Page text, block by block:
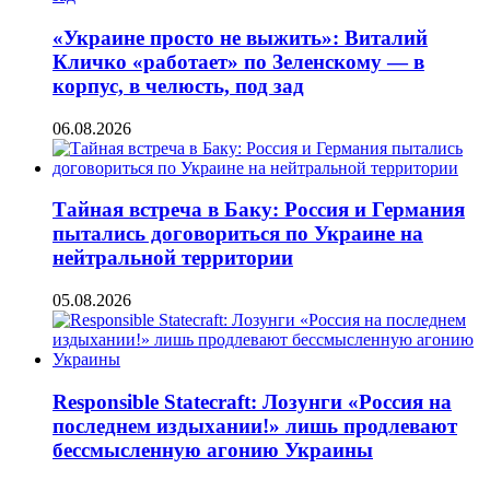
«Украине просто не выжить»: Виталий
Кличко «работает» по Зеленскому — в
корпус, в челюсть, под зад
06.08.2026
Тайная встреча в Баку: Россия и Германия
пытались договориться по Украине на
нейтральной территории
05.08.2026
Responsible Statecraft: Лозунги «Россия на
последнем издыхании!» лишь продлевают
бессмысленную агонию Украины